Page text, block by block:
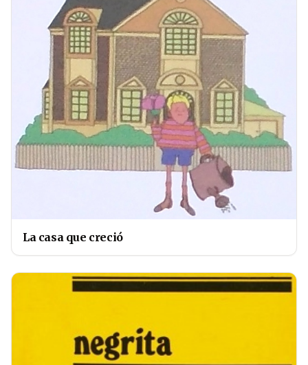
La casa que creció